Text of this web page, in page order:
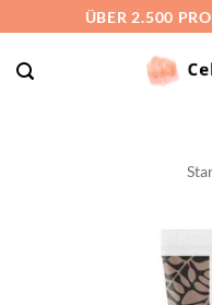
springen
ÜBER 2.500